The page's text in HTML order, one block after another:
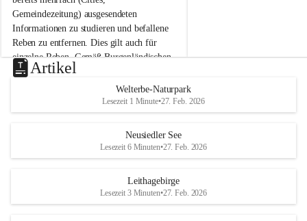
a
m
N
e
u
s
d
S
Gemeindezeitung) ausgesendeten
Informationen zu studieren und befallene
Reben zu entfernen. Dies gilt auch für
einzelne Reben. Gemäß Burgenländischen
Weinbaugesetz sind nicht gepflegte oder
unzulässige Weingärten zu roden! Bitte
helfen wir zusammen um unsere Winzer
vor den prognostizierten Ernteausfällen
und den daraus folgenden wirtschaftlichen
Maßnahmen zur Bekämpfung
u
e
d
r
S
Artikel
Welterbe-Naturpark
Lesezeit 1 Minute•27. Feb. 2026
Neusiedler See
Lesezeit 6 Minuten•27. Feb. 2026
Leithagebirge
Lesezeit 3 Minuten•27. Feb. 2026